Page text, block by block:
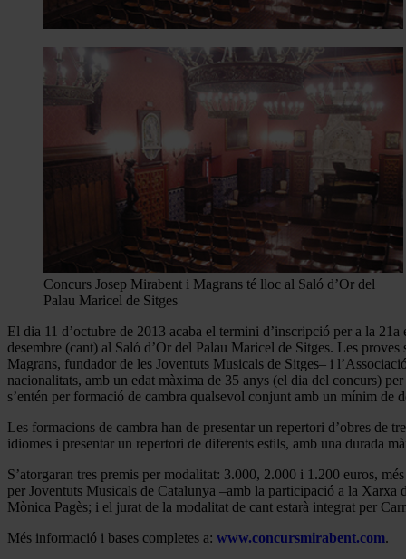
Concurs Josep Mirabent i Magrans té lloc al Saló d’Or del
Palau Maricel de Sitges
El dia 11 d’octubre de 2013 acaba el termini d’inscripció per a la
desembre (cant) al Saló d’Or del Palau Maricel de Sitges. Les
Magrans, fundador de les Joventuts Musicals de Sitges– i
nacionalitats, amb un edat màxima de 35 anys (el dia del concurs)
s’entén per formació de cambra qualsevol conjunt amb un mínim
Les formacions de cambra han de presentar un repertori d’obres de
idiomes i presentar un repertori de diferents estils, amb una durada
S’atorgaran tres premis per modalitat: 3.000, 2.000 i 1.200 euros,
per Joventuts Musicals de Catalunya –amb la participació a la
Mònica Pagès; i el jurat de la modalitat de cant estarà integrat per
Més informació i bases completes a: www.concursmirabent.com.